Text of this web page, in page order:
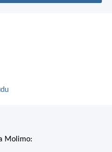
Molimo: